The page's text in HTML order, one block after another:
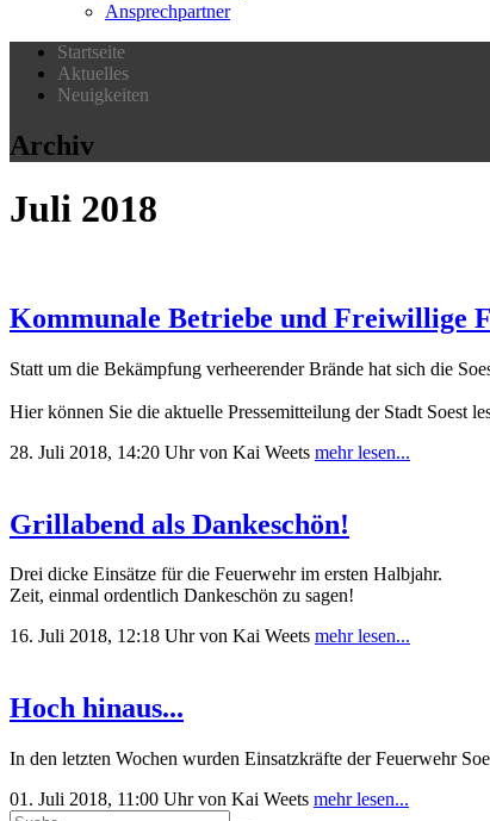
Ansprechpartner
Startseite
Aktuelles
Neuigkeiten
Archiv
Juli 2018
Kommunale Betriebe und Freiwillige
Statt um die Bekämpfung verheerender Brände hat sich die
Hier können Sie die aktuelle Pressemitteilung der Stadt Soest
28. Juli 2018, 14:20 Uhr von Kai Weets mehr lesen...
Grillabend als Dankeschön!
Drei dicke Einsätze für die Feuerwehr im ersten Halbjahr.
Zeit, einmal ordentlich Dankeschön zu sagen!
16. Juli 2018, 12:18 Uhr von Kai Weets mehr lesen...
Hoch hinaus...
In den letzten Wochen wurden Einsatzkräfte der Feuerwehr
01. Juli 2018, 11:00 Uhr von Kai Weets mehr lesen...